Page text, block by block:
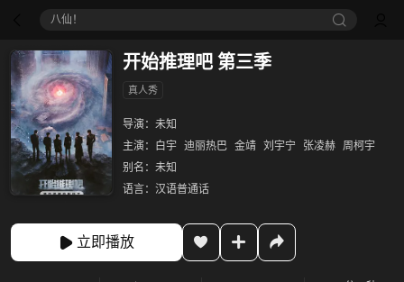
八仙！
开始推理吧 第三季
真人秀
导演： 未知
主演：
白宇 迪丽热巴 金靖 刘宇宁 张凌赫 周柯宇
别名： 未知
语言： 汉语普通话
立即播放